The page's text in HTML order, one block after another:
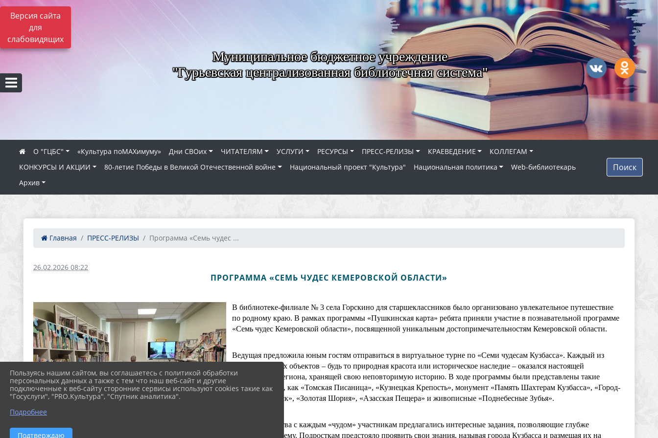
Версия сайта
для
слабовидящих
Муниципальное бюджетное учреждение
"Гурьевская централизованная библиотечная система"
О "ГЦБС" «Культура поMAXимуму» Дни СВОих ЧИТАТЕЛЯМ УСЛУГИ РЕСУРСЫ ПРЕСС-РЕЛИЗЫ КРАЕВЕДЕНИЕ
КОЛЛЕГАМ
КОНКУРСЫ И АКЦИИ
80‑летие Победы в Великой Отечественной войне Национальный проект "Культура" Национальная политика
Web-библиотекарь
Архив
Поиск
Главная ПРЕСС-РЕЛИЗЫ Программа «Семь чудес ...
26.02.2026 08:22
ПРОГРАММА «СЕМЬ ЧУДЕС КЕМЕРОВСКОЙ ОБЛАСТИ»
В библиотеке-филиале № 3 села Горскино для старшеклассников было организовано увлекательное путешествие
по родному краю. В рамках программы «Пушкинская карта» ребята приняли участие в познавательной программе
«Семь чудес Кемеровской области», посвященной уникальным достопримечательностям Кемеровской области.
Ведущая предложила юным гостям отправиться в виртуальное турне по «Семи чудесам Кузбасса». Каждый из
представленных объектов – будь то природная красота или историческое наследие – оказался настоящей
жемчужиной региона, хранящей свою неповторимую историю. В ходе программы были представлены такие
знаковые места, как «Томская Писаница», «Кузнецкая Крепость», монумент «Память Шахтерам Кузбасса», «Город-
музей Мариинск», «Золотая Шория», «Азасская Пещера» и живописные «Поднебесные Зубья».
После знакомства с каждым «чудом» участникам предлагались интересные задания, позволяющие глубже
погрузиться в тему. Подросткам предстояло проявить свои знания, называя города Кузбасса и размещая их на
Пользуясь нашим сайтом, вы соглашаетесь с политикой обработки
персональных данных а также с тем что наш веб-сайт и другие
подключенные к веб-сайту сторонние сервисы используют cookies такие как
"Госуслуги", "PRO.Культура", "Спутник аналитика".
Подробнее
Подтверждаю